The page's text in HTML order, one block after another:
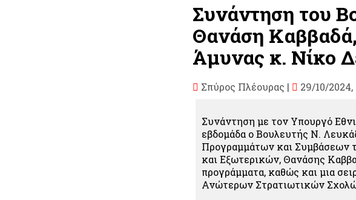
Συνάντηση του
Θανάση
Άμυνας κ. Νίκο
Σπύρος Πλέουρας | 29/10/2024,
Συνάντηση με τον Υπουργό
εβδομάδα ο Βουλευτής Ν.
Προγραμμάτων και Συμβάσεων
και Εξωτερικών, Θανάσης
προγράμματα, καθώς και μια
Ανώτερων Στρατιωτικών